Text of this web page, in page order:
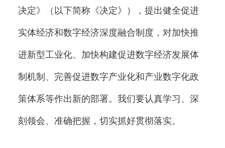
决定》（以下简称《决定》），提出健全促进
实体经济和数字经济深度融合制度，对加快推
进新型工业化、加快构建促进数字经济发展体
制机制、完善促进数字产业化和产业数字化政
策体系等作出新的部署。我们要认真学习、深
刻领会、准确把握，切实抓好贯彻落实。